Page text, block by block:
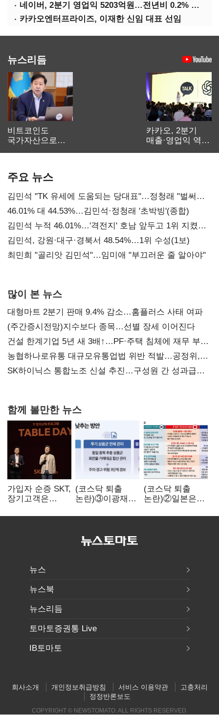
네이버, 2분기 영업익 5203억원…전년비 0.2% 감소
카카오엔터프라이즈, 이재한 신임 대표 선임
뉴스리듬
비트코인도
국가자산으로…'
카카오, 2분기
매출·영업익 역대
주요 뉴스
김민석 "TK 유세에 도움되는 당대표"…정청래 "벌써
대표된 양 당직 배분"
46.01% 대 44.53%…김민석·정청래 '초박빙'(종합)
김민석 누적 46.01%…'격전지' 호남 앞두고 1위 지켰다
(2보)
김민석, 강원·대구·경북서 48.54%…1위 수성(1보)
최민희 "골리앗 김민석"…임미애 "부끄러운 줄 알아야"
많이 본 뉴스
대형마트 2분기 판매 9.4% 감소…홈플러스 사태 여파
(주간증시전망)지수보다 종목…선별 장세 이어진다
건설 한계기업 5년 새 3배↑…PF·주택 침체에 재무 부담
확대
농협하나로유통 대규모유통업법 위반 적발…공정위,
과징금 4억6200만원 부과
SK하이닉스 통합노조 신설 추진…구성원 간 성과급
함께 볼만한 뉴스
가입자 순증 SKT,
장기고객은
챙긴다
(코스닥 퇴출
논란)③이광재
자동차 없애지는
(코스닥 퇴출
논란)②일본은
기다려주는데
뉴스
뉴스북
뉴스리듬
토마토증권통 Live
IB토마토
회사소개 개인정보취급방침 서비스 이용약관
고충처리
정정반론보도
COPYRIGHT © NEWSTOMATO. ALL RIGHTS RESERVED.